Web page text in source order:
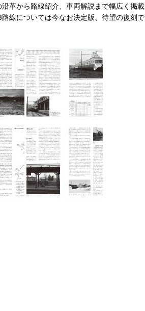
革から路線紹介、車両解説まで幅広く掲載
線については今なお決定版、待望の復刻で